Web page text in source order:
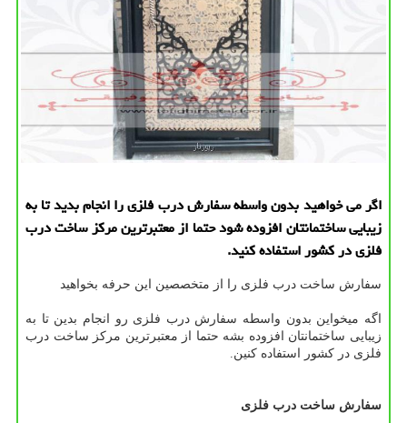
اگر می خواهید بدون واسطه سفارش درب فلزی را انجام بدید تا به
زیبایی ساختمانتان افزوده شود حتما از معتبرترین مركز ساخت درب
فلزی در كشور استفاده كنید.
سفارش ساخت درب فلزی را از متخصصین این حرفه بخواهید
اگه میخواین بدون واسطه سفارش درب فلزی رو انجام بدین تا به
زیبایی ساختمانتان افزوده بشه حتما از معتبرترین مرکز ساخت درب
فلزی در کشور استفاده کنین.
سفارش ساخت درب فلزی